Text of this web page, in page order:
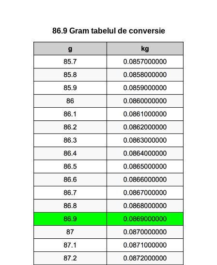
86.9 Gram tabelul de conversie